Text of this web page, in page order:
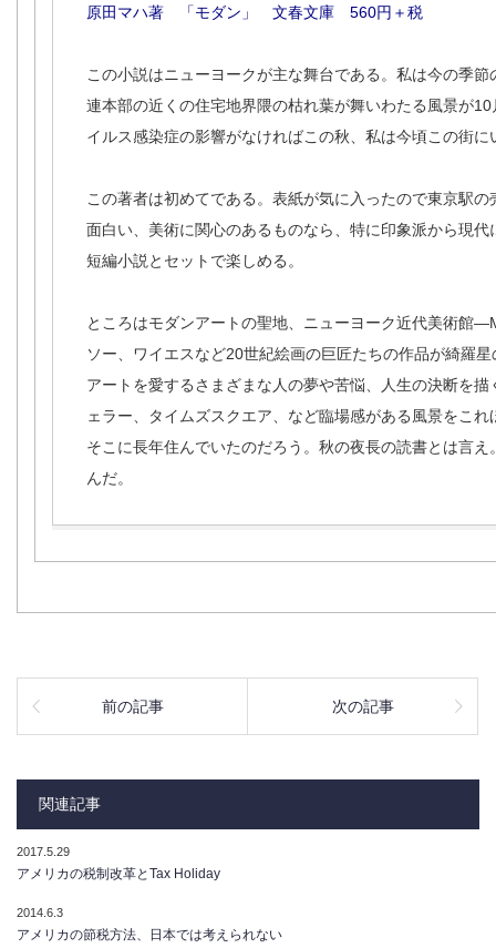
原田マハ著 「モダン」 文春文庫 560円＋税
この小説はニューヨークが主な舞台である。私は今の季
連本部の近くの住宅地界隈の枯れ葉が舞いわたる風景が
イルス感染症の影響がなければこの秋、私は今頃この街に
この著者は初めてである。表紙が気に入ったので東京駅
面白い、美術に関心のあるものなら、特に印象派から現
短編小説とセットで楽しめる。
ところはモダンアートの聖地、ニューヨーク近代美術館
ソー、ワイエスなど20世紀絵画の巨匠たちの作品が綺羅
アートを愛するさまざまな人の夢や苦悩、人生の決断を
ェラー、タイムズスクエア、など臨場感がある風景をこ
そこに長年住んでいたのだろう。秋の夜長の読書とは言
んだ。
前の記事 次の記事
関連記事
2017.5.29
アメリカの税制改革とTax Holiday
2014.6.3
アメリカの節税方法、日本では考えられない